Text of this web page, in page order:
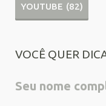
YOUTUBE (82)
VOCÊ QUER
Seu nome